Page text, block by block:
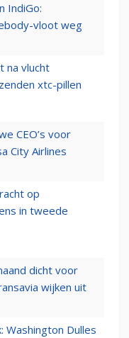
IndiGo:
vloot weg
na vlucht
xtc-pillen
CEO’s voor
City Airlines
op
in tweede
dicht voor
wijken uit
Washington Dulles